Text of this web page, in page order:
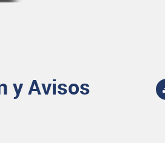
y Avisos